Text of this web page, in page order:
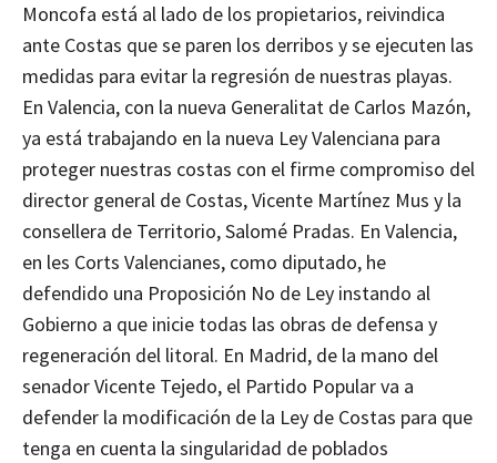
Moncofa está al lado de los propietarios, reivindica
ante Costas que se paren los derribos y se ejecuten las
medidas para evitar la regresión de nuestras playas.
En Valencia, con la nueva Generalitat de Carlos Mazón,
ya está trabajando en la nueva Ley Valenciana para
proteger nuestras costas con el firme compromiso del
director general de Costas, Vicente Martínez Mus y la
consellera de Territorio, Salomé Pradas. En Valencia,
en les Corts Valencianes, como diputado, he
defendido una Proposición No de Ley instando al
Gobierno a que inicie todas las obras de defensa y
regeneración del litoral. En Madrid, de la mano del
senador Vicente Tejedo, el Partido Popular va a
defender la modificación de la Ley de Costas para que
tenga en cuenta la singularidad de poblados